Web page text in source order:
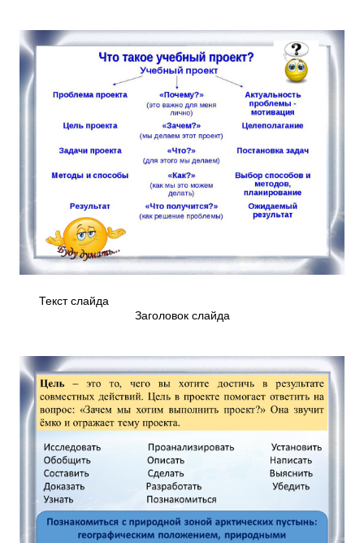
Текст слайда
Заголовок слайда